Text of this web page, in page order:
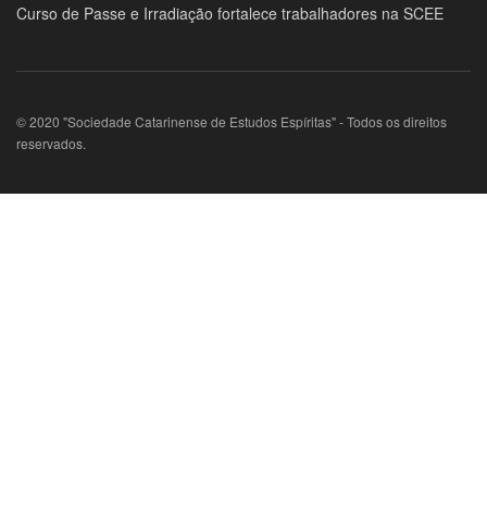
Curso de Passe e Irradiação fortalece trabalhadores na SCEE
© 2020 "Sociedade Catarinense de Estudos Espíritas" - Todos os direitos
reservados.